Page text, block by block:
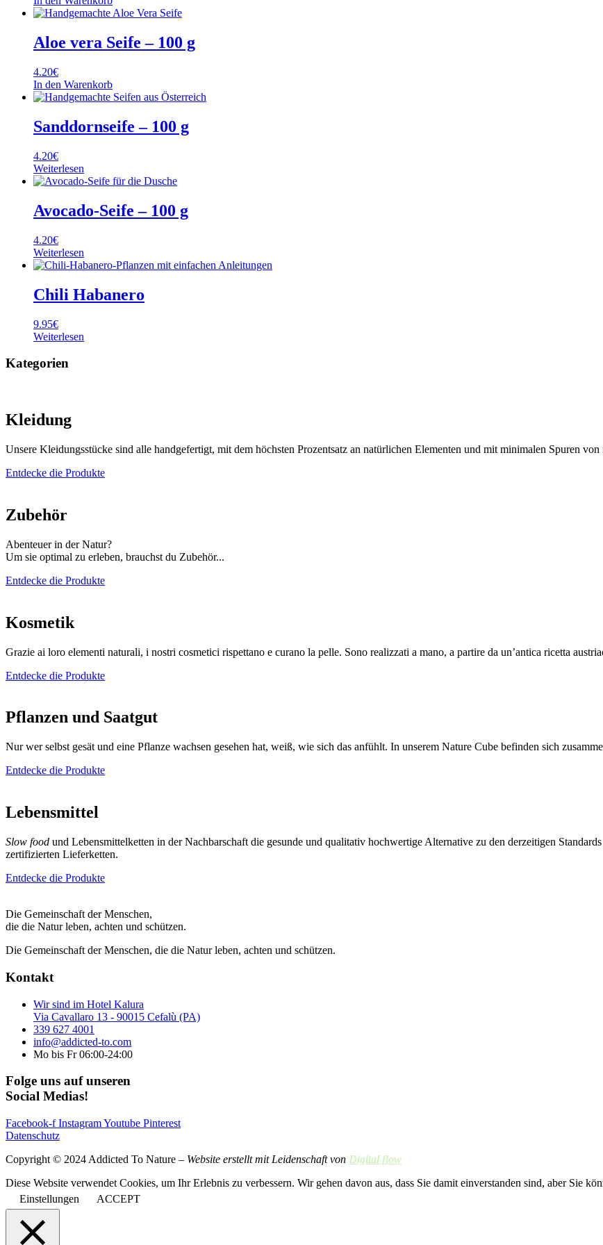
Aloe vera Seife – 100 g
4.20€
In den Warenkorb
Sanddornseife – 100 g
4.20€
Weiterlesen
Avocado-Seife – 100 g
4.20€
Weiterlesen
Chili Habanero
9.95€
Weiterlesen
Kategorien
Kleidung
Unsere Kleidungsstücke sind alle handgefertigt, mit dem höchsten Prozentsatz an natürlichen Elementen und mit minimalen Spuren
Entdecke die Produkte
Zubehör
Abenteuer in der Natur?
Um sie optimal zu erleben, brauchst du Zubehör...
Entdecke die Produkte
Kosmetik
Grazie ai loro elementi naturali, i nostri cosmetici rispettano e curano la pelle. Sono realizzati a mano, a partire da un’antica ricetta
Entdecke die Produkte
Pflanzen und Saatgut
Nur wer selbst gesät und eine Pflanze wachsen gesehen hat, weiß, wie sich das anfühlt. In unserem Nature Cube befinden sich
Entdecke die Produkte
Lebensmittel
Slow food und Lebensmittelketten in der Nachbarschaft die gesunde und qualitativ hochwertige Alternative zu den derzeitigen
zertifizierten Lieferketten.
Entdecke die Produkte
Die Gemeinschaft der Menschen,
die die Natur leben, achten und schützen.
Die Gemeinschaft der Menschen, die die Natur leben, achten und schützen.
Kontakt
Wir sind im Hotel Kalura
Via Cavallaro 13 - 90015 Cefalù (PA)
339 627 4001
info@addicted-to.com
Mo bis Fr 06:00-24:00
Folge uns auf unseren
Social Medias!
Facebook-f InstagramYoutube Pinterest
Datenschutz
Copyright © 2024 Addicted To Nature – Website erstellt mit Leidenschaft von Digital flow
Diese Website verwendet Cookies, um Ihr Erlebnis zu verbessern. Wir gehen davon aus, dass Sie damit einverstanden sind, aber Sie
Einstellungen
ACCEPT